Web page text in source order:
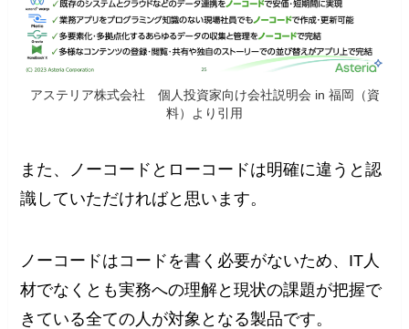
アステリア株式会社 個人投資家向け会社説明会 in 福岡（資
料）より引用
また、ノーコードとローコードは明確に違うと認
識していただければと思います。
ノーコードはコードを書く必要がないため、IT人
材でなくとも実務への理解と現状の課題が把握で
きている全ての人が対象となる製品です。